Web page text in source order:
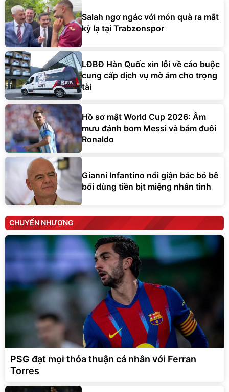
Salah ngơ ngác với món quà ra mắt
kỳ lạ tại Trabzonspor
LĐBĐ Hàn Quốc xin lỗi về cáo buộc
cung cấp dịch vụ mờ ám cho trọng
tài
Hồ sơ mật World Cup 2026: Âm
mưu đánh bom Messi và bám đuôi
Ronaldo
Gianni Infantino nổi giận bác bỏ bê
bối dùng tiền bịt miệng nhân tình
CHUYỂN NHƯỢNG
PSG đạt mọi thỏa thuận cá nhân với Ferran
Torres